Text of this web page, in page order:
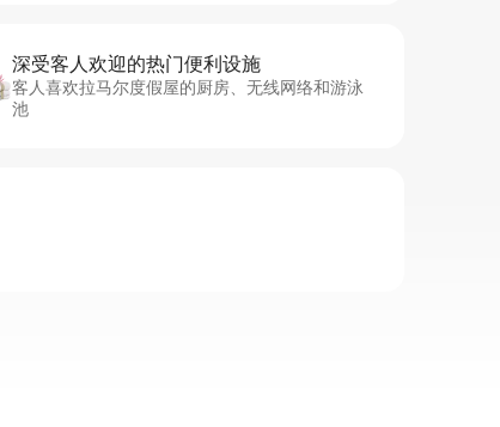
深受客人欢迎的热门便利设施
客人喜欢拉马尔度假屋的厨房、无线网络和游泳
池